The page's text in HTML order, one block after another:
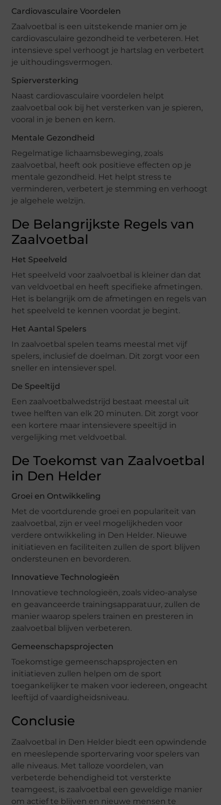
Cardiovasculaire Voordelen
Zaalvoetbal is een uitstekende manier om je
cardiovasculaire gezondheid te verbeteren. Het
intensieve spel verhoogt je hartslag en verbetert
je uithoudingsvermogen.
Spierversterking
Naast cardiovasculaire voordelen helpt
zaalvoetbal ook bij het versterken van je spieren,
vooral in je benen en kern.
Mentale Gezondheid
Regelmatige lichaamsbeweging, zoals
zaalvoetbal, heeft ook positieve effecten op je
mentale gezondheid. Het helpt stress te
verminderen, verbetert je stemming en verhoogt
je algehele welzijn.
De Belangrijkste Regels van
Zaalvoetbal
Het Speelveld
Het speelveld voor zaalvoetbal is kleiner dan dat
van veldvoetbal en heeft specifieke afmetingen.
Het is belangrijk om de afmetingen en regels van
het speelveld te kennen voordat je begint.
Het Aantal Spelers
In zaalvoetbal spelen teams meestal met vijf
spelers, inclusief de doelman. Dit zorgt voor een
sneller en intensiever spel.
De Speeltijd
Een zaalvoetbalwedstrijd bestaat meestal uit
twee helften van elk 20 minuten. Dit zorgt voor
een kortere maar intensievere speeltijd in
vergelijking met veldvoetbal.
De Toekomst van Zaalvoetbal
in Den Helder
Groei en Ontwikkeling
Met de voortdurende groei en populariteit van
zaalvoetbal, zijn er veel mogelijkheden voor
verdere ontwikkeling in Den Helder. Nieuwe
initiatieven en faciliteiten zullen de sport blijven
ondersteunen en bevorderen.
Innovatieve Technologieën
Innovatieve technologieën, zoals video-analyse
en geavanceerde trainingsapparatuur, zullen de
manier waarop spelers trainen en presteren in
zaalvoetbal blijven verbeteren.
Gemeenschapsprojecten
Toekomstige gemeenschapsprojecten en
initiatieven zullen helpen om de sport
toegankelijker te maken voor iedereen, ongeacht
leeftijd of vaardigheidsniveau.
Conclusie
Zaalvoetbal in Den Helder biedt een opwindende
en meeslepende sportervaring voor spelers van
alle niveaus. Met talloze voordelen, van
verbeterde behendigheid tot versterkte
teamgeest, is zaalvoetbal een geweldige manier
om actief te blijven en nieuwe mensen te